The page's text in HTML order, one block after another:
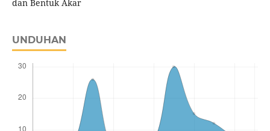
dan Bentuk Akar
UNDUHAN